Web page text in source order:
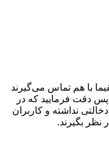
با هم تماس می‌گیرند
پس دقت فرمایید که در
نداشته و کاربران
نظر بگیرند.